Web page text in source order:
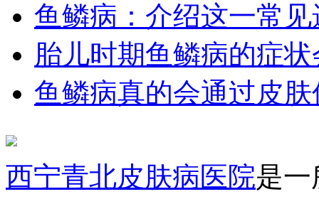
鱼鳞病：介绍这一常
胎儿时期鱼鳞病的症
鱼鳞病真的会通过皮
西宁青北皮肤病医院是